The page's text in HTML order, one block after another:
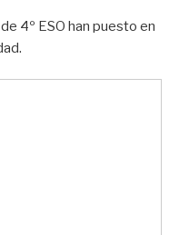
4º ESO han puesto en